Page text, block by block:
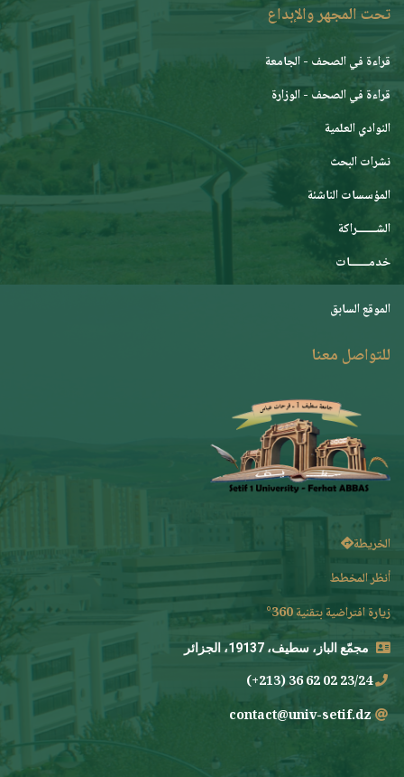
تحت المجهر والإبداع
قراءة في الصحف - الجامعة
قراءة في الصحف - الوزارة
النوادي العلمية
نشرات البحث
المؤسسات الناشئة
الشـــــــراكة
خدمـــــــات
الموقع السابق
للتواصل معنا
الخريطة
أنظر المخطط
زيارة افتراضية بتقنية 360°
مجمّع الباز، سطيف، 19137، الجزائر
23/24 02 62 36 (213+)
contact@univ-setif.dz